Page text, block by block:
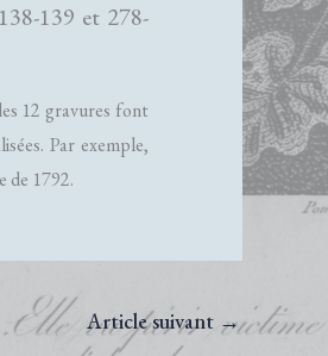
139 et 278-
12 gravures font
Par exemple,
de 1792.
Article suivant →